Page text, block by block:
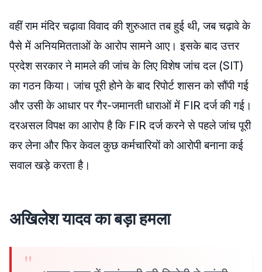
वहीं राम मंदिर चढ़ावा विवाद की शुरुआत तब हुई थी, जब चढ़ावे के
पैसे में अनियमितताओं के आरोप सामने आए। इसके बाद उत्तर
प्रदेश सरकार ने मामले की जांच के लिए विशेष जांच दल (SIT)
का गठन किया। जांच पूरी होने के बाद रिपोर्ट शासन को सौंपी गई
और उसी के आधार पर गैर-जमानती धाराओं में FIR दर्ज की गई।
दरअसल विपक्ष का आरोप है कि FIR दर्ज करने से पहले जांच पूरी
कर लेना और फिर केवल कुछ कर्मचारियों को आरोपी बनाना कई
सवाल खड़े करता है।
अखिलेश यादव का बड़ा हमला